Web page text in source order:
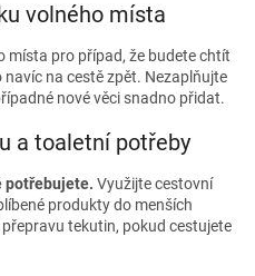
volného místa
místa pro případ, že budete chtít
na cestě zpět. Nezaplňujte
nové věci snadno přidat.
a toaletní potřeby
potřebujete. Využijte cestovní
produkty do menších
tekutin, pokud cestujete